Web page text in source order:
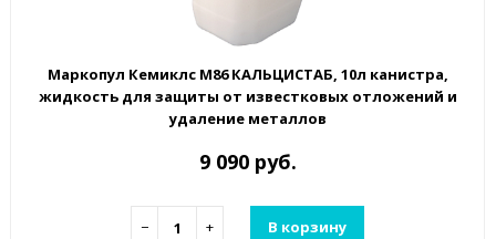
Маркопул Кемиклс М86 КАЛЬЦИСТАБ, 10л канистра,
жидкость для защиты от известковых отложений и
удаление металлов
9 090 руб.
− + В корзину